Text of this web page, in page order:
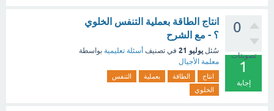
0
تصويتات
1
إجابة
انتاج الطاقة بعملية التنفس الخلوي
؟ - مع الشرح
سُئل يوليو 21 في تصنيف أسئلة تعليمية بواسطة
معلمة الأجيال
انتاج الطاقة بعملية
التنفس
الخلوي